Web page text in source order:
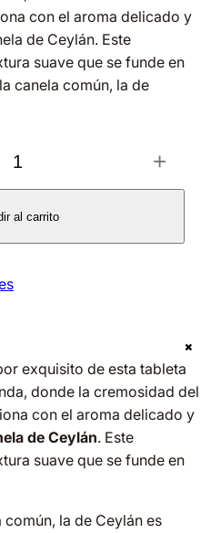
con el aroma delicado y
de Ceylán. Este
suave que se funde en
canela común, la de
+
al carrito
+
exquisito de esta tableta
donde la cremosidad del
con el aroma delicado y
de Ceylán. Este
suave que se funde en
la de Ceylán es